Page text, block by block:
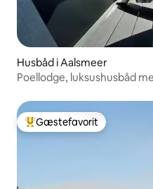
Husbåd i Aalsmeer
Poellodge, luksushusbåd
Bedste gæstefavorit
Gæstefavorit